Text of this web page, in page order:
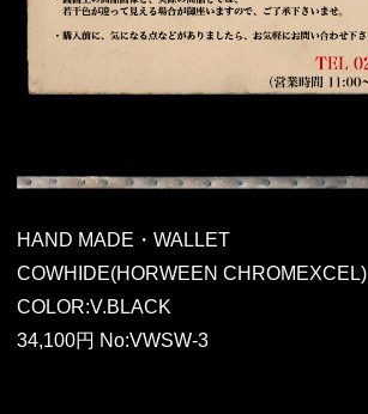
HAND MADE・WALLET
COWHIDE(HORWEEN CHROMEXCEL)
COLOR:V.BLACK
34,100円 No:VWSW-3